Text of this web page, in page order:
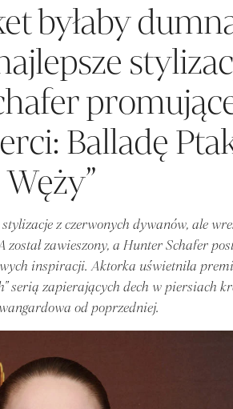
byłaby
Balladę
Węży”
z czerwonych dywanów, ale
zawieszony, a Hunter Schafer
inspiracji. Aktorka uświetniła
serią zapierających dech w piersiach
od poprzedniej.